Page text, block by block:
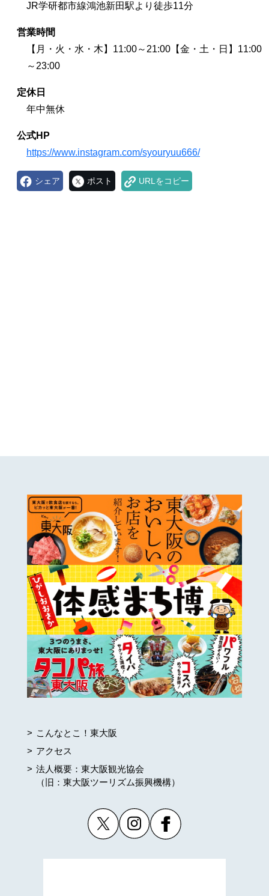
JR学研都市線鴻池新田駅より徒歩11分
営業時間
【月・火・水・木】11:00～21:00【金・土・日】11:00
～23:00
定休日
年中無休
公式HP
https://www.instagram.com/syouryuu666/
シェア ポスト URLをコピー
こんなとこ！東大阪
アクセス
法人概要：東大阪観光協会
（旧：東大阪ツーリズム振興機構）